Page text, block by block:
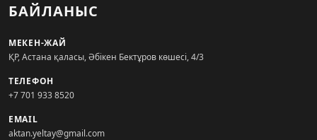
БАЙЛАНЫС
МЕКЕН-ЖАЙ
ҚР, Астана қаласы, Әбікен Бектұров көшесі, 4/3
ТЕЛЕФОН
+7 701 933 8520
EMAIL
aktan.yeltay@gmail.com